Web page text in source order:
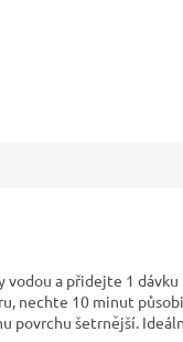
a přidejte 1
nechte 10 minut
povrchu šetrnější.